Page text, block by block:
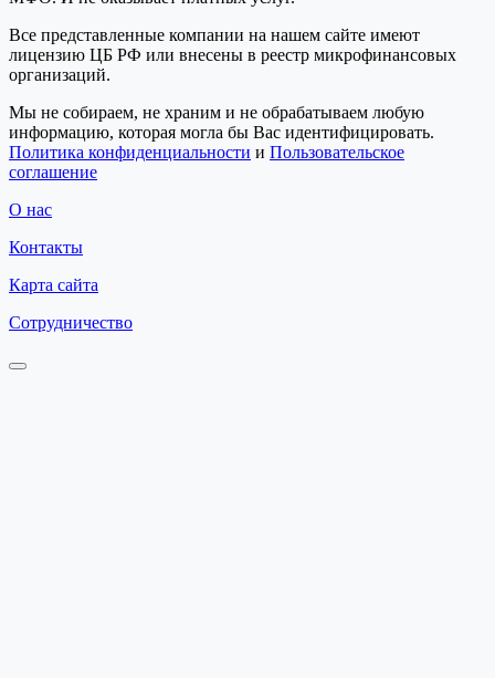
Все представленные компании на нашем сайте имеют
лицензию ЦБ РФ или внесены в реестр микрофинансовых
организаций.
Мы не собираем, не храним и не обрабатываем любую
информацию, которая могла бы Вас идентифицировать.
Политика конфиденциальности и Пользовательское
соглашение
О нас
Контакты
Карта сайта
Сотрудничество